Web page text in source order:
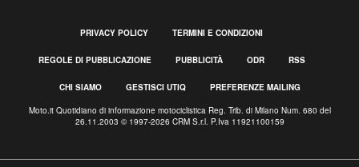
PRIVACY POLICY TERMINI E CONDIZIONI
REGOLE DI PUBBLICAZIONE PUBBLICITÀ ODR RSS
CHI SIAMO GESTISCI UTIQ PREFERENZE MAILING
Moto.it Quotidiano di informazione motociclistica Reg. Trib. di Milano Num. 680 del
26.11.2003 © 1997-2026 CRM S.r.l. P.Iva 11921100159